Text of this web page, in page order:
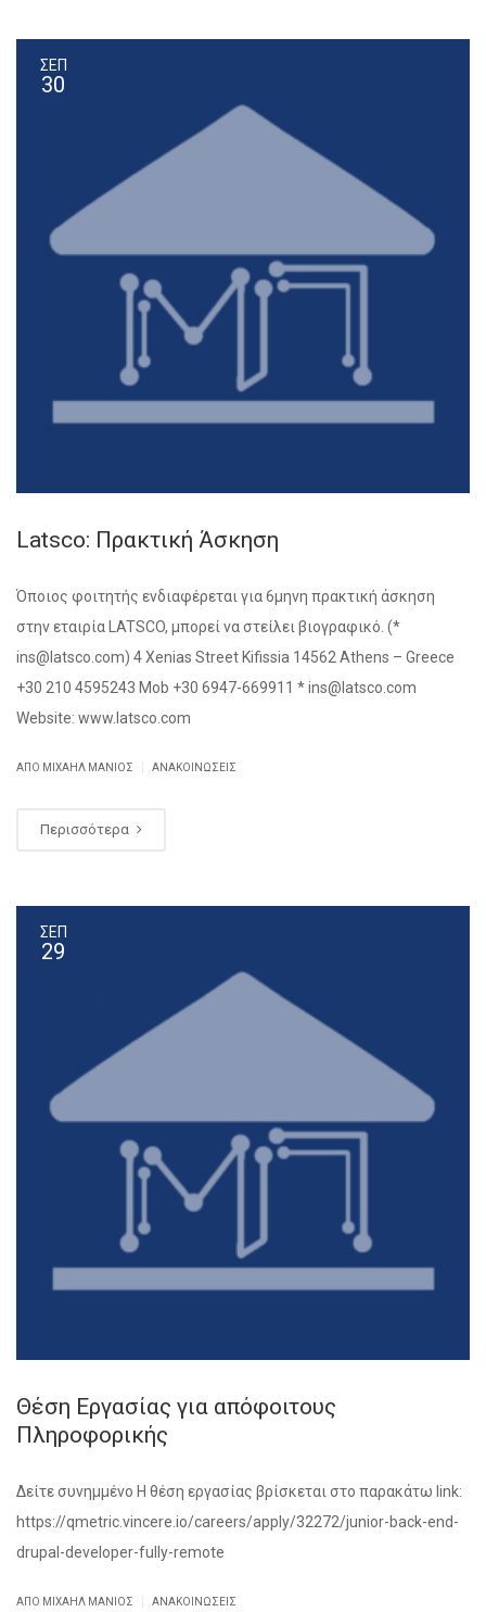
ΣΕΠ
30
Latsco: Πρακτική Άσκηση
Όποιος φοιτητής ενδιαφέρεται για 6μηνη πρακτική άσκηση
στην εταιρία LATSCO, μπορεί να στείλει βιογραφικό. (*
ins@latsco.com) 4 Xenias Street Kifissia 14562 Athens – Greece
+30 210 4595243 Mob +30 6947-669911 * ins@latsco.com
Website: www.latsco.com
ΑΠΌ ΜΙΧΑΉΛ ΜΑΝΙΌΣ ΑΝΑΚΟΙΝΏΣΕΙΣ
Περισσότερα
ΣΕΠ
29
Θέση Εργασίας για απόφοιτους
Πληροφορικής
Δείτε συνημμένο Η θέση εργασίας βρίσκεται στο παρακάτω link:
https://qmetric.vincere.io/careers/apply/32272/junior-back-end-
drupal-developer-fully-remote
ΑΠΌ ΜΙΧΑΉΛ ΜΑΝΙΌΣ ΑΝΑΚΟΙΝΏΣΕΙΣ